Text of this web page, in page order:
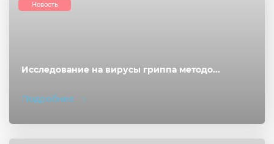
Исследование на вирусы гриппа методо...
Подробнее
Новость